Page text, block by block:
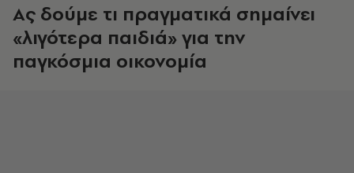
Ας δούμε τι πραγματικά σημαίνει
«λιγότερα παιδιά» για την
παγκόσμια οικονομία